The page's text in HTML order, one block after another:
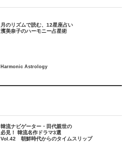
月のリズムで読む、12星座占い
韓流ナビゲーター・田代親世の
必見！ 韓流名作ドラマ3選
Vol.42 朝鮮時代からのタイムスリップ